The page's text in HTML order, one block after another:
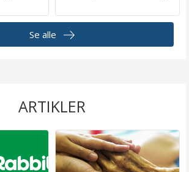
Se alle
ARTIKLER